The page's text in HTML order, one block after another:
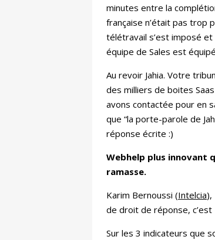
minutes entre la
française n’était pas trop
télétravail s’est imposé et
équipe de Sales est
Au revoir Jahia. Votre
des milliers de boites
avons contactée pour en
que “la porte-parole de
réponse écrite :)
Webhelp plus innovant
ramasse.
Karim Bernoussi (Intelcia),
de droit de réponse, c’est
Sur les 3 indicateurs que